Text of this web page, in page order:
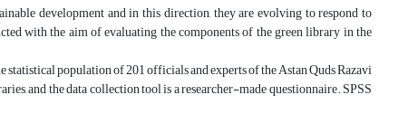
development and in this direction, they are evolving to respond to
with the aim of evaluating the components of the green library in the
population of 201 officials and experts of the Astan Quds Razavi
and the data collection tool is a researcher-made questionnaire. SPSS